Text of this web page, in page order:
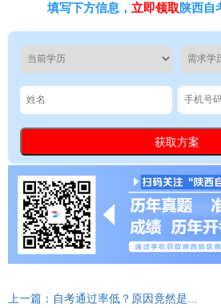
填写下方信息， 立即领取陕西自
上一篇：自考通过率低？原因竟然是...